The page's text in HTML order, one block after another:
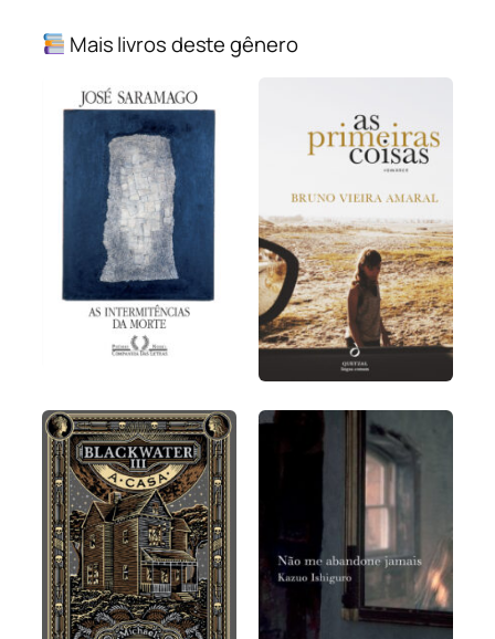
Mais livros deste gênero